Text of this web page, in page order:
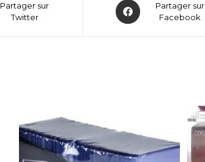
Partager sur
Twitter
Partager sur
Facebook